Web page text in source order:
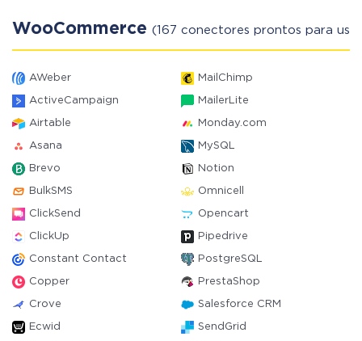
WooCommerce (167 conectores prontos para
AWeber MailChimp
ActiveCampaign MailerLite
Airtable Monday.com
Asana MySQL
Brevo Notion
BulkSMS Omnicell
ClickSend Opencart
ClickUp Pipedrive
Constant Contact PostgreSQL
Copper PrestaShop
Crove Salesforce CRM
Ecwid SendGrid